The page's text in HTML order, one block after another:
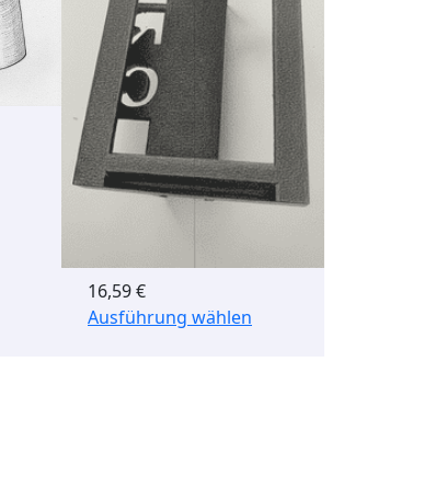
16,59€
Ausführung wählen